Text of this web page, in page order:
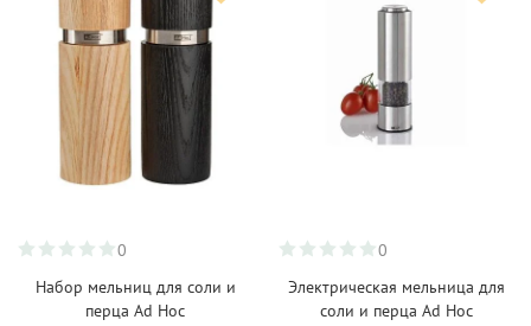
0
Набор мельниц для соли и
перца Ad Hoc
0
Электрическая мельница для
соли и перца Ad Hoc